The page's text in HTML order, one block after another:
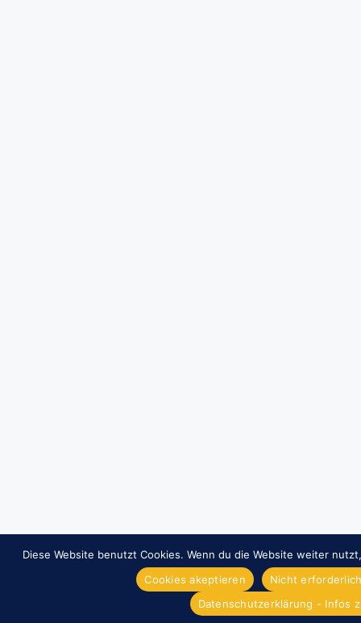
Diese Website benutzt Cookies. Wenn du die Website weiter
Cookies akeptieren
Nicht
Datenschutzerklärung - Infos